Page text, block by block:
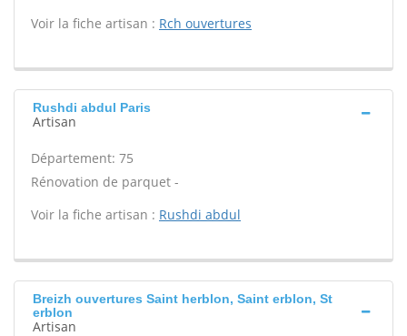
Voir la fiche artisan : Rch ouvertures
Rushdi abdul Paris
Artisan
Département: 75
Rénovation de parquet -
Voir la fiche artisan : Rushdi abdul
Breizh ouvertures Saint herblon, Saint erblon, St
erblon
Artisan